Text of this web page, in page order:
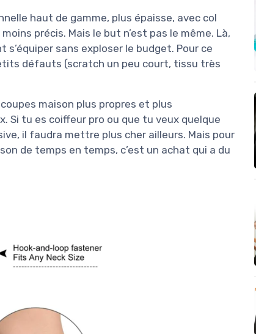
haut de gamme, plus épaisse, avec col
précis. Mais le but n’est pas le même. Là,
s’équiper sans exploser le budget. Pour ce
défauts (scratch un peu court, tissu très
maison plus propres et plus
tu es coiffeur pro ou que tu veux quelque
il faudra mettre plus cher ailleurs. Mais pour
de temps en temps, c’est un achat qui a du